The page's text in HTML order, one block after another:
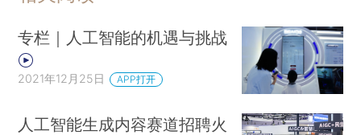
专栏｜人工智能的机遇与挑战
2021年12月25日 APP打开
人工智能生成内容赛道招聘火